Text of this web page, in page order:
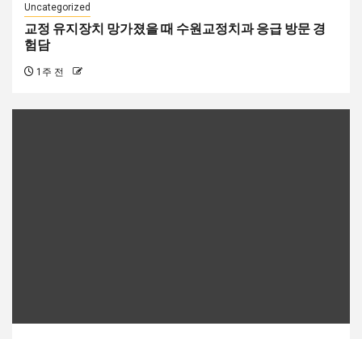
Uncategorized
교정 유지장치 망가졌을 때 수원교정치과 응급 방문 경
험담
1주 전